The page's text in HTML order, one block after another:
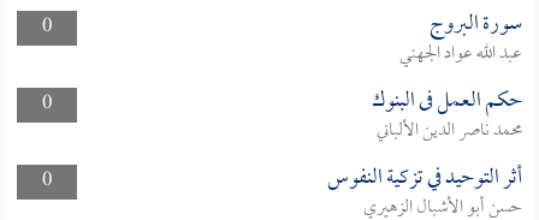
0 سورة البروج
عبد الله عواد الجهني
0
حكم العمل فى البنوك
محمد ناصر الدين الألباني
0
أثر التوحيد في تزكية النفوس
حسن أبو الأشبال الزهيري